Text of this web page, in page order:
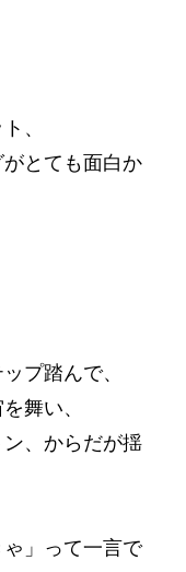
、
とても面白か
プ踏んで、
舞い、
、からだが揺
ゃ」って一言で